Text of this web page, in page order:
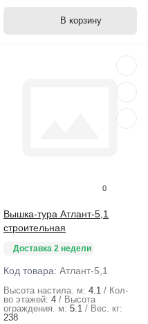
В корзину
0
Вышка-тура Атлант-5,1
строительная
Доставка 2 недели
Код товара: Атлант-5,1
Высота настила. м: 4.1
Кол-
во этажей: 4
Высота
ограждения. м: 5.1
Вес. кг:
238